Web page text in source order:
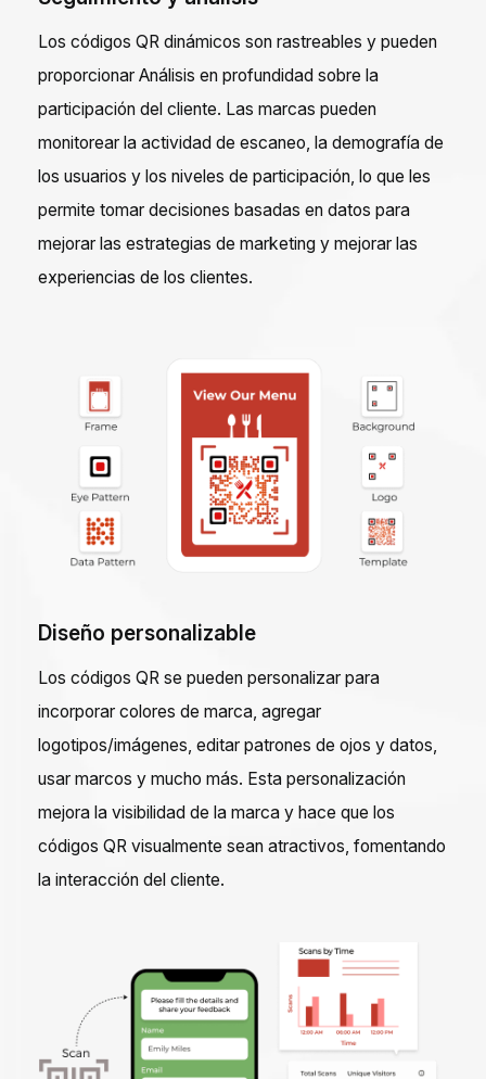
Los códigos QR dinámicos son rastreables y pueden
proporcionar Análisis en profundidad sobre la
participación del cliente. Las marcas pueden
monitorear la actividad de escaneo, la demografía de
los usuarios y los niveles de participación, lo que les
permite tomar decisiones basadas en datos para
mejorar las estrategias de marketing y mejorar las
experiencias de los clientes.
Diseño personalizable
Los códigos QR se pueden personalizar para
incorporar colores de marca, agregar
logotipos/imágenes, editar patrones de ojos y datos,
usar marcos y mucho más. Esta personalización
mejora la visibilidad de la marca y hace que los
códigos QR visualmente sean atractivos, fomentando
la interacción del cliente.